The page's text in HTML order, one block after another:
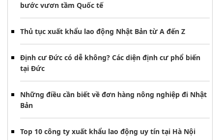
bước vươn tầm Quốc tế
Thủ tục xuất khẩu lao động Nhật Bản từ A đến Z
Định cư Đức có dễ không? Các diện định cư phổ biến
tại Đức
Những điều cần biết về đơn hàng nông nghiệp đi Nhật
Bản
Top 10 công ty xuất khẩu lao động uy tín tại Hà Nội